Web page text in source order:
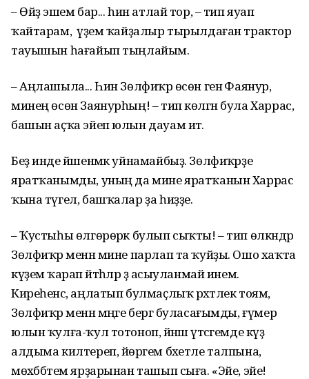
– Өйҙә эшем бар... һин атлай тор, – тип яуап
ҡайтарам, ә үҙем ҡайҙалыр тырылдаған трактор
тауышын һағайып тыңлайым.
– Аңлашыла... Һин Зөлфиҡәр өсөн генә Фаянур,
минең өсөн Заянурһың! – тип көлгән була Харрас,
башын аҫҡа эйеп юлын дауам итә.
Беҙ инде йәшенмәк уйнамайбыҙ. Зөлфиҡәрҙе
яратҡанымды, уның да мине яратҡанын Харрас
ҡына түгел, башҡалар ҙа һиҙҙе.
– Ҡустыһы өлгөрөрәк булып сыҡты! – тип өлкәндәр
Зөлфиҡәр менән мине парлап та ҡуйҙы. Ошо хаҡта
күҙемә ҡарап әйтһәләр ҙә асыуланмай инем.
Киреһенсә, аңлатып булмаҫлыҡ рәхәтлек тоям,
Зөлфиҡәр менән мәңге бергә буласағымды, ғүмер
юлын ҡулға-ҡул тотоноп, йәнәш үтәсәгемде күҙ
алдыма килтереп, йөрәгем бәхетле талпына,
мөхәббәтем ярҙарынан ташып сыға. «Эйе, эйе!